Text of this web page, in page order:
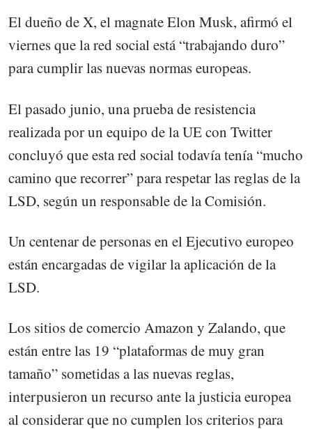
El dueño de X, el magnate Elon Musk, afirmó el
viernes que la red social está “trabajando duro”
para cumplir las nuevas normas europeas.
El pasado junio, una prueba de resistencia
realizada por un equipo de la UE con Twitter
concluyó que esta red social todavía tenía “mucho
camino que recorrer” para respetar las reglas de la
LSD, según un responsable de la Comisión.
Un centenar de personas en el Ejecutivo europeo
están encargadas de vigilar la aplicación de la
LSD.
Los sitios de comercio Amazon y Zalando, que
están entre las 19 “plataformas de muy gran
tamaño” sometidas a las nuevas reglas,
interpusieron un recurso ante la justicia europea
al considerar que no cumplen los criterios para